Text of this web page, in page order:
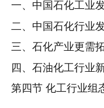
一、中国石化工业
二、中国石化行业
三、石化产业更需
四、石油化工行业
第四节 化工行业组